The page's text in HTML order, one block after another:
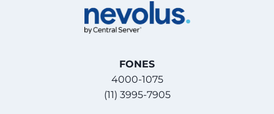
FONES
4000-1075
(11) 3995-7905